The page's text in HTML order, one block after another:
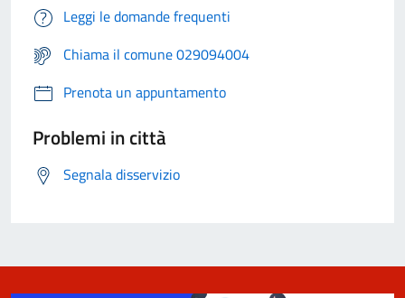
Leggi le domande frequenti
Chiama il comune 029094004
Prenota un appuntamento
Problemi in città
Segnala disservizio